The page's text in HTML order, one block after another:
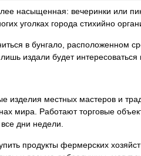
насыщенная: вечеринки или
уголках города стихийно
в бунгало, расположенном
издали будет
изделия местных мастеров и
мира. Работают торговые
дни недели.
продукты фермерских